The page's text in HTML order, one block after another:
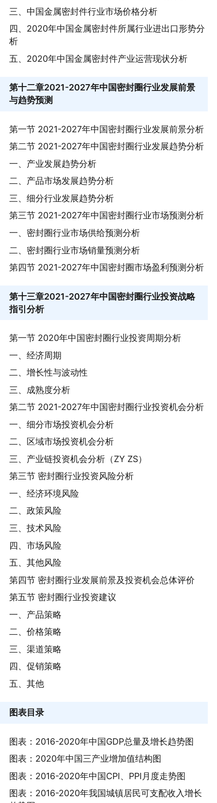
三、中国金属密封件行业市场价格分析
四、2020年中国金属密封件所属行业进出口形势分
析
五、2020年中国金属密封件产业运营现状分析
第十二章2021-2027年中国密封圈行业发展前景
与趋势预测
第一节 2021-2027年中国密封圈行业发展前景分析
第二节 2021-2027年中国密封圈行业发展趋势分析
一、产业发展趋势分析
二、产品市场发展趋势分析
三、细分行业发展趋势分析
第三节 2021-2027年中国密封圈行业市场预测分析
一、密封圈行业市场供给预测分析
二、密封圈行业市场销量预测分析
第四节 2021-2027年中国密封圈市场盈利预测分析
第十三章2021-2027年中国密封圈行业投资战略
指引分析
第一节 2020年中国密封圈行业投资周期分析
一、经济周期
二、增长性与波动性
三、成熟度分析
第二节 2021-2027年中国密封圈行业投资机会分析
一、细分市场投资机会分析
二、区域市场投资机会分析
三、产业链投资机会分析（ZY ZS）
第三节 密封圈行业投资风险分析
一、经济环境风险
二、政策风险
三、技术风险
四、市场风险
五、其他风险
第四节 密封圈行业发展前景及投资机会总体评价
第五节 密封圈行业投资建议
一、产品策略
二、价格策略
三、渠道策略
四、促销策略
五、其他
图表目录
图表：2016-2020年中国GDP总量及增长趋势图
图表：2020年中国三产业增加值结构图
图表：2016-2020年中国CPI、PPI月度走势图
图表：2016-2020年我国城镇居民可支配收入增长